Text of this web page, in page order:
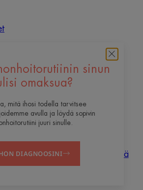
sinun
omaksua?
mitä ihosi todella tarvitsee
avulla ja löydä sopivin
juuri sinulle.
DIAGNOOSINI
Tietoa meistä
olla yksi
Ota
yhteyttä
kysyttyä